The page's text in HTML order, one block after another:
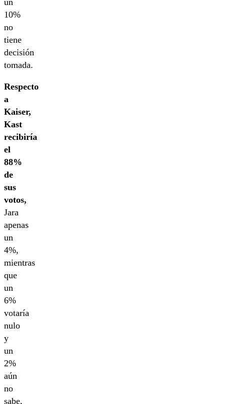
un
10%
no
tiene
decisión
tomada.
Respecto
a
Kaiser,
Kast
recibiría
el
88%
de
sus
votos,
Jara
apenas
un
4%,
mientras
que
un
6%
votaría
nulo
y
un
2%
aún
no
sabe,